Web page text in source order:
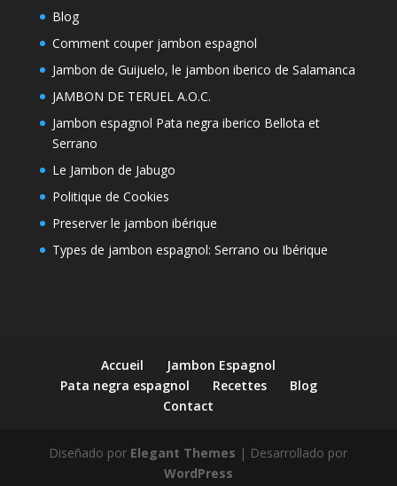
Blog
Comment couper jambon espagnol
Jambon de Guijuelo, le jambon iberico de Salamanca
JAMBON DE TERUEL A.O.C.
Jambon espagnol Pata negra iberico Bellota et
Serrano
Le Jambon de Jabugo
Politique de Cookies
Preserver le jambon ibérique
Types de jambon espagnol: Serrano ou Ibérique
Accueil
Jambon Espagnol
Pata negra espagnol
Recettes
Blog
Contact
Diseñado por Elegant Themes | Desarrollado por
WordPress